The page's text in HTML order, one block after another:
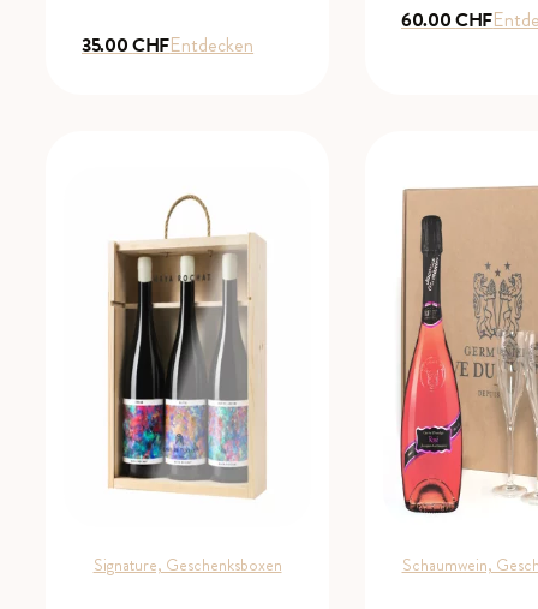
35.00CHFEntdecken
60.00CHF
Signature, Geschenksboxen Schaumwein,